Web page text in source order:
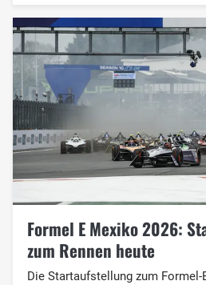
Formel E Mexiko 2026:
zum Rennen heute
Die Startaufstellung zum Formel-